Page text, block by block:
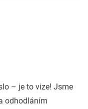
– je to vize! Jsme
odhodláním